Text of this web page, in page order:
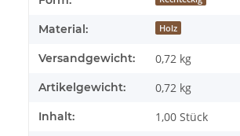
Material: Holz
Versandgewicht: 0,72 kg
Artikelgewicht: 0,72 kg
Inhalt: 1,00 Stück